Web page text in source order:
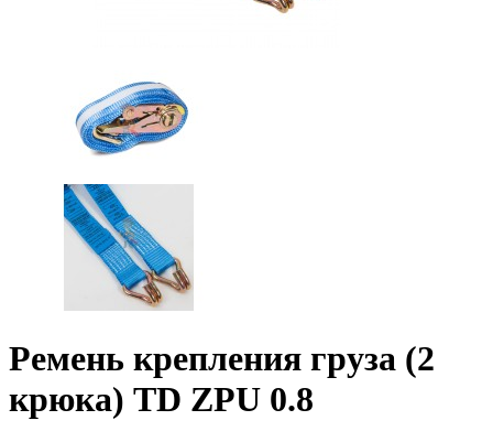
Ремень крепления груза (2
крюка) TD ZPU 0.8